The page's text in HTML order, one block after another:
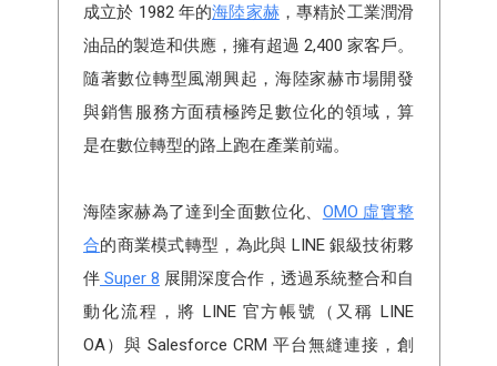
成立於 1982 年的海陸家赫，專精於工業潤滑
油品的製造和供應，擁有超過 2,400 家客戶。
隨著數位轉型風潮興起，海陸家赫市場開發
與銷售服務方面積極跨足數位化的領域，算
是在數位轉型的路上跑在產業前端。
海陸家赫為了達到全面數位化、 OMO 虛實整
合的商業模式轉型，為此與 LINE 銀級技術夥
伴 Super 8 展開深度合作，透過系統整合和自
動化流程，將 LINE 官方帳號（又稱 LINE
OA）與 Salesforce CRM 平台無縫連接，創